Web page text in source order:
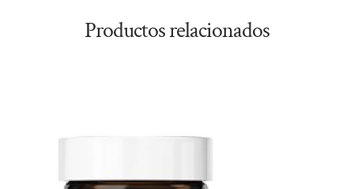
Productos relacionados